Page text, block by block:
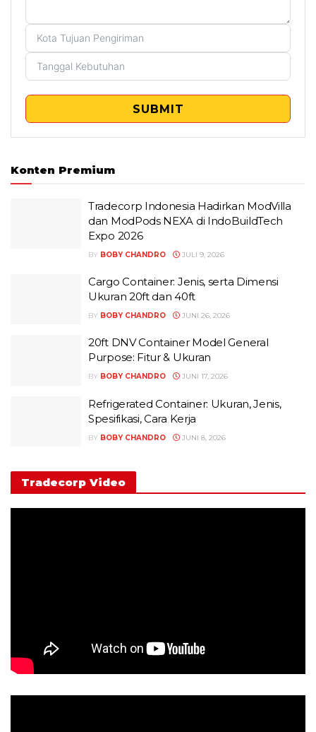
SUBMIT
Konten Premium
Tradecorp Indonesia Hadirkan ModVilla
dan ModPods NEXA di IndoBuildTech
Expo 2026
BY BOBY CHANDRO JULI 9, 2026
Cargo Container: Jenis, serta Dimensi
Ukuran 20ft dan 40ft
BY BOBY CHANDRO JUNI 26, 2026
20ft DNV Container Model General
Purpose: Fitur & Ukuran
BY BOBY CHANDRO JUNI 17, 2026
Refrigerated Container: Ukuran, Jenis,
Spesifikasi, Cara Kerja
BY BOBY CHANDRO JUNI 8, 2026
Tradecorp Video